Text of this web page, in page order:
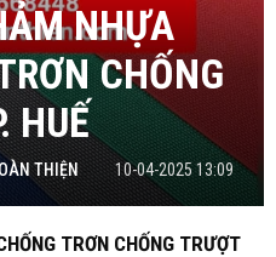
NHỰA
CHỐNG
HUẾ
THIỆN 10-04-2025 13:09
TRƠN CHỐNG TRƯỢT